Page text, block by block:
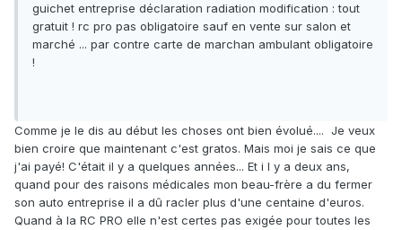
guichet entreprise déclaration radiation modification : tout
gratuit ! rc pro pas obligatoire sauf en vente sur salon et
marché ... par contre carte de marchan ambulant obligatoire
!
Comme je le dis au début les choses ont bien évolué.... Je veux
bien croire que maintenant c'est gratos. Mais moi je sais ce que
j'ai payé! C'était il y a quelques années... Et i l y a deux ans,
quand pour des raisons médicales mon beau-frère a du fermer
son auto entreprise il a dû racler plus d'une centaine d'euros.
Quand à la RC PRO elle n'est certes pas exigée pour toutes les